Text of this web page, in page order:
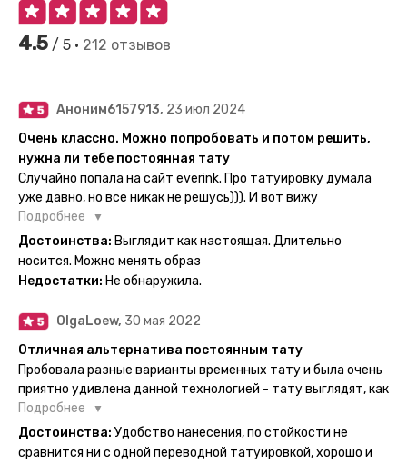
4.5 / 5 • 212 отзывов
Аноним6157913, 23 июл 2024
Очень классно. Можно попробовать и потом решить,
нужна ли тебе постоянная тату
Случайно попала на сайт everink. Про татуировку думала
уже давно, но все никак не решусь))). И вот вижу
великолепный каталог everink. Тату на любой вкус.
Заказала и не пожалела. Супер. Выглядит как настоящая.
Посмотрю как булет ы носке. Обязательно закажу ещё.
Подробнее
Достоинства: Выглядит как настоящая. Длительно
носится. Можно менять образ
Недостатки: Не обнаружила.
OlgaLoew, 30 мая 2022
Отличная альтернатива постоянным тату
Пробовала разные варианты временных тату и была очень
приятно удивлена данной технологией - тату выглядят, как
настоящие, и не тускнеют больше недели даже несмотря
на контакты с водой! На сайте очень большой выбор по
тематике и размерам, быстрая доставка. Заказывала сразу
Подробнее
Достоинства: Удобство нанесения, по стойкости не
сравнится ни с одной переводной татуировкой, хорошо и